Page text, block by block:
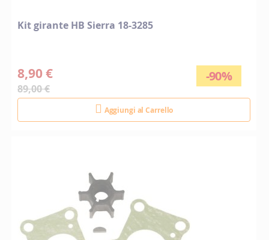
Kit girante HB Sierra 18-3285
-90%
8,90 €
89,00 €
Aggiungi al Carrello